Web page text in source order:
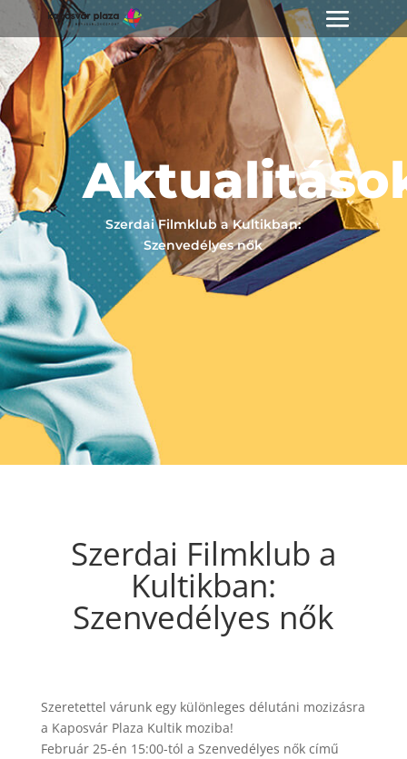
Szerdai Filmklub a Kultikban:
Szenvedélyes nők
Szerdai Filmklub a
Kultikban:
Szenvedélyes nők
Szeretettel várunk egy különleges délutáni mozizásra
a Kaposvár Plaza Kultik moziba!
Február 25-én 15:00-tól a Szenvedélyes nők című